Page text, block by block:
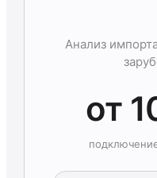
Анализ
от